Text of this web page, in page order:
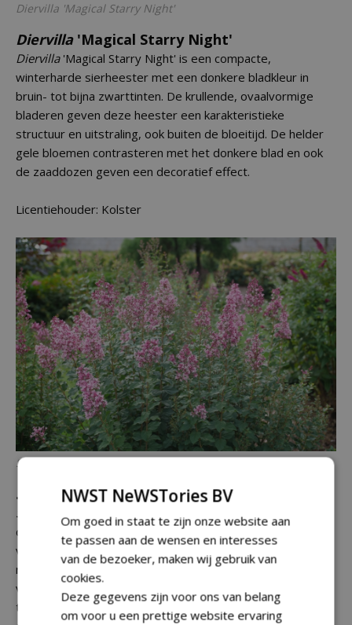
Diervilla 'Magical Starry Night'
Diervilla'Magical Starry Night'
Diervilla'Magical Starry Night' is een compacte,
winterharde sierheester met een donkere bladkleur in
bruin- tot bijna zwarttinten. De krullende, ovaalvormige
bladeren geven deze heester een karakteristieke
structuur en uitstraling, ook buiten de bloeitijd. De helder
gele bloemen contrasteren met het donkere blad en ook
de zaaddozen geven een decoratief effect.
Licentiehouder: Kolster
SyringaBloomerang Ballet
Syringa x'SMNSPH' (Bloomerang Ballet)
Syringa
Bloomerang Ballet is een Proven Winners-selectie,
die opvalt door de rijke en betrouwbare herbloei. In het
voorjaar verschijnen geurende, roze bloemen en na een
rustperiode vroeg in de zomer volgt de tweede bloeigolf,
van de late zomer tot in de herfst. Hij beschikt over sterke
takken en een goede ziekteresistentie en is
NWST NeWSTories BV
Om goed in staat te zijn onze website aan
te passen aan de wensen en interesses
van de bezoeker, maken wij gebruik van
cookies.
Deze gegevens zijn voor ons van belang
om voor u een prettige website ervaring